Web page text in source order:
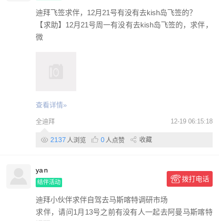
迪拜飞签求伴，12月21号有没有去kish岛飞签的？
【求助】12月21号周一有没有去kish岛飞签的，求伴，
微
查看详情»
全迪拜 12-19 06:15:18
2137 人浏览 0 人点赞 收藏
ya n
结伴活动 拨打电话
迪拜小伙伴求伴自驾去马斯喀特调研市场
求伴，请问1月13号之前有没有人一起去阿曼马斯喀特